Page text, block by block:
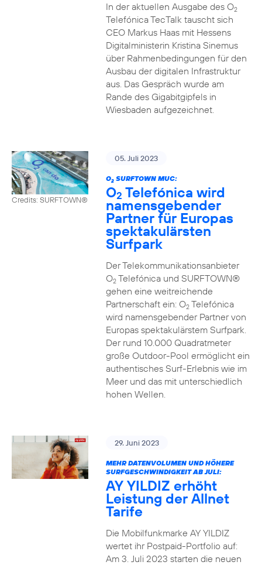
In der aktuellen Ausgabe des O2
Telefónica TecTalk tauscht sich
CEO Markus Haas mit Hessens
Digitalministerin Kristina Sinemus
über Rahmenbedingungen für den
Ausbau der digitalen Infrastruktur
aus. Das Gespräch wurde am
Rande des Gigabitgipfels in
Wiesbaden aufgezeichnet.
Credits: SURFTOWN®
05. Juli 2023
O2SURFTOWN MUC:
O2 Telefónica wird
namensgebender
Partner für Europas
spektakulärsten
Surfpark
Der Telekommunikationsanbieter
O2Telefónica und SURFTOWN®
gehen eine weitreichende
Partnerschaft ein: O2Telefónica
wird namensgebender Partner von
Europas spektakulärstem Surfpark.
Der rund 10.000 Quadratmeter
große Outdoor-Pool ermöglicht ein
authentisches Surf-Erlebnis wie im
Meer und das mit unterschiedlich
hohen Wellen.
29. Juni 2023
MEHR DATENVOLUMEN UND HÖHERE
SURFGESCHWINDIGKEIT AB JULI:
AY YILDIZ erhöht
Leistung der Allnet
Tarife
Die Mobilfunkmarke AY YILDIZ
wertet ihr Postpaid-Portfolio auf:
Am 3. Juli 2023 starten die neuen